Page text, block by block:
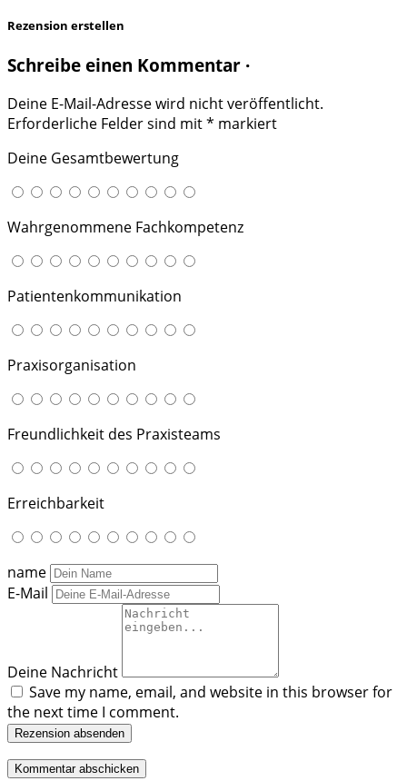
Rezension erstellen
Schreibe einen Kommentar ·
Deine E-Mail-Adresse wird nicht veröffentlicht.
Erforderliche Felder sind mit* markiert
Deine Gesamtbewertung
Wahrgenommene Fachkompetenz
Patientenkommunikation
Praxisorganisation
Freundlichkeit des Praxisteams
Erreichbarkeit
name
E-Mail
Deine Nachricht
Save my name, email, and website in this browser for
the next time I comment.
Rezension absenden